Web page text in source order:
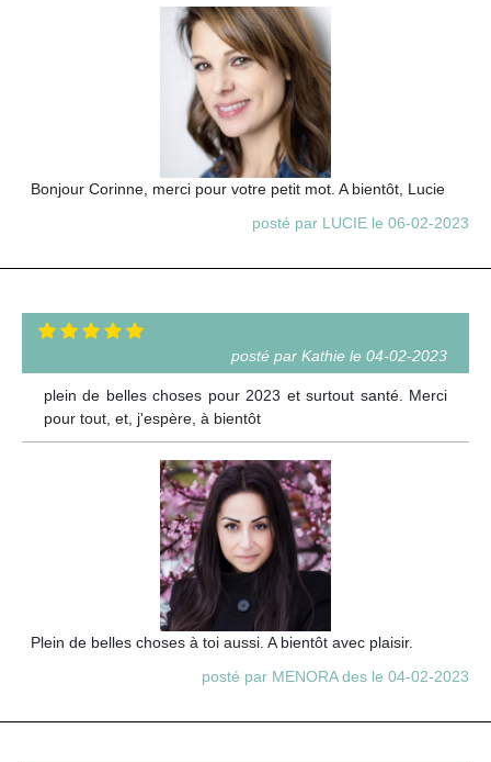
Bonjour Corinne, merci pour votre petit mot. A bientôt, Lucie
posté par LUCIE le 06-02-2023
posté par Kathie le 04-02-2023
plein de belles choses pour 2023 et surtout santé. Merci
pour tout, et, j'espère, à bientôt
Plein de belles choses à toi aussi. A bientôt avec plaisir.
posté par MENORA des le 04-02-2023